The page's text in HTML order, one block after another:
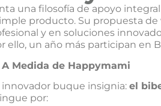
una filosofía de apoyo
producto. Su propuesta de
y en soluciones
ello, un año más participan en
Medida de Happymami
innovador buque insignia: el
por: